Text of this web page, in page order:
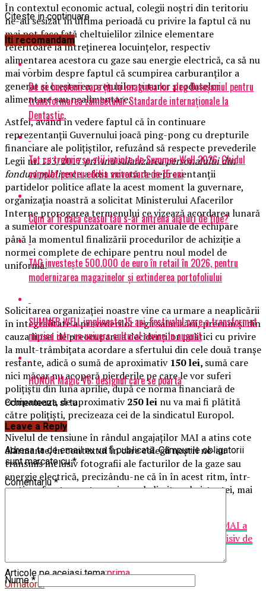
În contextul economic actual, colegii noștri din teritoriu
ne-au sesizat în ultima perioadă cu privire la faptul că nu
mai pot face față cheltuielilor zilnice elementare
referitoare la întreținerea locuințelor, respectiv
alimentarea acestora cu gaze sau energie electrică, ca să nu
mai vorbim despre faptul că scumpirea carburanților a
generat și creșterea prețurilor tuturor produselor
alimentare sau nealimentare.
Astfel, având în vedere faptul că în continuare
reprezentanții Guvernului joacă ping-pong cu drepturile
financiare ale polițiștilor, refuzând să respecte prevederile
Legii nr. 153/2017privind salarizarea personalului din
fonduri publicece a fost votată de reprezentanții
partidelor politice aflate la acest moment la guvernare,
organizația noastră a solicitat Ministerului Afacerilor
Interne prorogarea termenului ce vizează acordarea lunară
a sumelor corespunzătoare normei anuale de echipare
până la momentul finalizării procedurilor de achiziție a
normei complete de echipare pentru noul model de
uniformă.
Solicitarea organizației noastre vine ca urmare a neaplicării
în integralitate a prevederilor legii salarizării, precum și din
cauza lipsei de preocupare a decidenților politici cu privire
la mult-trâmbițata acordare a sfertului din cele două tranșe
restante, adică o sumă de aproximativ 150 lei, sumă care
nici măcar nu acoperă pierderile pe care le vor suferi
polițiștii din luna aprilie, după ce norma financiară de
echipament, de aproximativ250 lei nu va mai fi plătită
către polițiști, precizeaza cei de la sindicatul Europol.
Nivelul de tensiune în rândul angajaților MAI a atins cote
alarmante, în contextul în care colegii noștri ne-au
transmis inclusiv fotografii ale facturilor de la gaze sau
energie electrică, precizându-ne că în în acest ritm, într-
un timp foarte scurt vor ajunge la limita subzistenței, mai
Nivelul de tensiune în rândul angajaților MAI a
Ziarul Incisiv de
Articole pe aceiasi tema:prima
Urmatorul
Citeste in continuare
Iti recomandam
De ce buzoienii care țin la imaginea lor aleg Botoșaniul pentru
transformarea zâmbetului: Standarde internaționale la
Dentastic
Tot ce trebuie sa stii inainte de Summer Well 2026. Ghidul
complet pentru editia aniversara de 15 ani
Cum ar fi dacă ceasul tău s-ar antrena alături de tine?
TAG investește 500.000 de euro în retail în 2026, pentru
modernizarea magazinelor și extinderea portofoliului
SUMMER WELL implineste 15 ani. Festivalul care a transformat
muzica intr-un univers cultural revine in august
HONOR Magic V6: designul care se poartă
Comenteaza si tu
Leave a Reply
Adresa ta de email nu va fi publicată. Câmpurile obligatorii
sunt marcate cu*
Comentariu*
Nume*